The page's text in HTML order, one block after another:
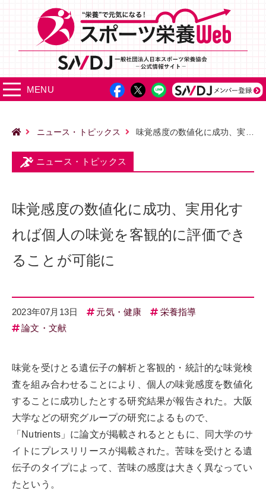
MENU
ニュース・トピックス 味覚感度の数値化に成功、実用化すれば個人の味覚を客観的に評価できることが可能に
ニュース・トピックス
味覚感度の数値化に成功、実用化す
れば個人の味覚を客観的に評価でき
ることが可能に
2023年07月13日 元気・健康
栄養指導
論文・文献
味覚を受けとる遺伝子の解析と客観的・統計的な味覚検
査を組み合わせることにより、個人の味覚感度を数値化
することに成功したとする研究結果が報告された。大阪
大学などの研究グループの研究によるもので、
「Nutrients」に論文が掲載されるとともに、同大学のサ
イトにプレスリリースが掲載された。苦味を受けとる遺
伝子のタイプによって、苦味の感度は大きく異なってい
たという。